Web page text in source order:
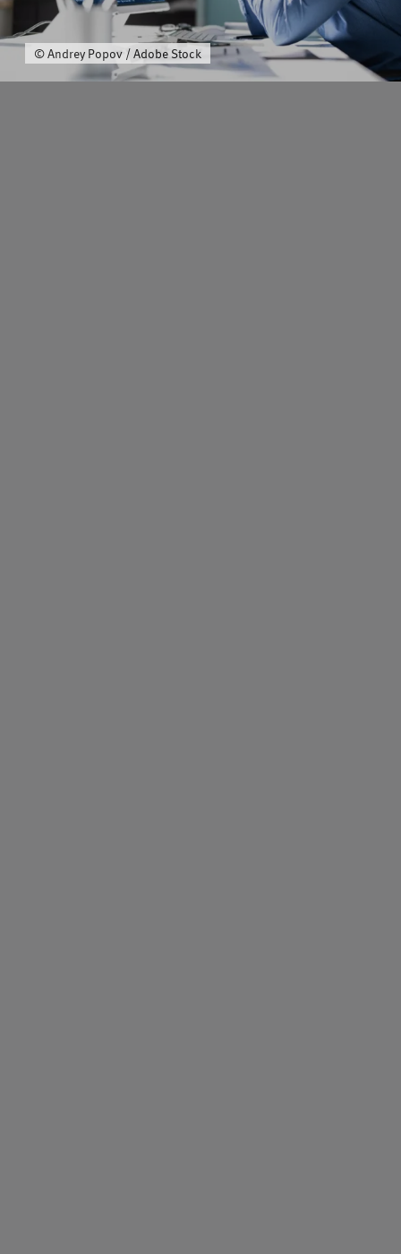
Über uns
© Andrey Popov / Adobe Stock